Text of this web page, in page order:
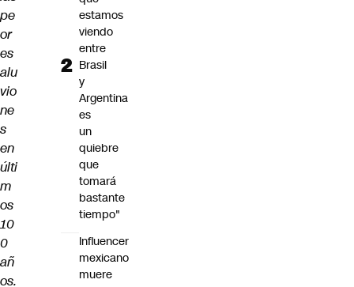
pe
or
es
alu
vio
ne
s
en
últi
m
os
10
0
añ
os.
estamos
viendo
entre
Brasil
y
Argentina
es
un
quiebre
que
tomará
bastante
tiempo"
Influencer
mexicano
muere